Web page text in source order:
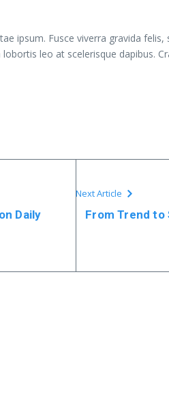
ipsum. Fusce viverra gravida
leo at scelerisque dapibus.
Daily
Next Article
From Trend to